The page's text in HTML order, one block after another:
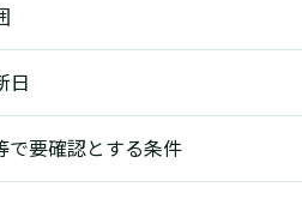
日
で要確認とする条件